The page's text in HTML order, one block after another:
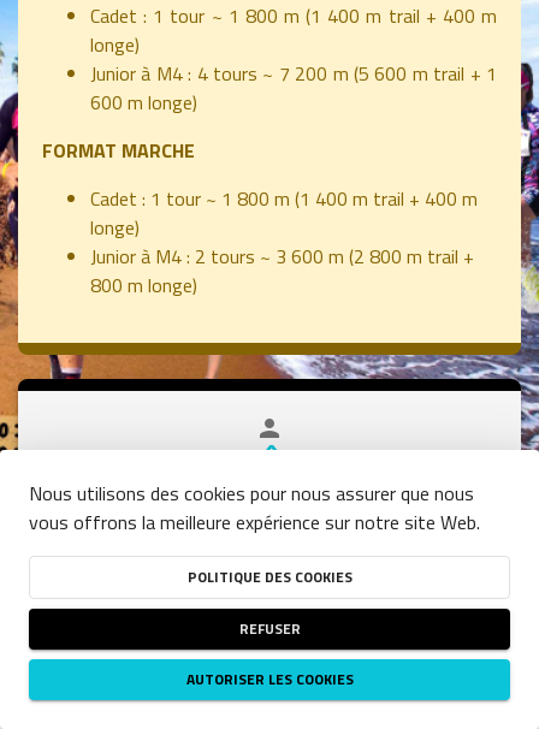
Cadet : 1 tour ~ 1 800 m (1 400 m trail + 400 m
longe)
Junior à M4 : 4 tours ~ 7 200 m (5 600 m trail + 1
600 m longe)
FORMAT MARCHE
Cadet : 1 tour ~ 1 800 m (1 400 m trail + 400 m
longe)
Junior à M4 : 2 tours ~ 3 600 m (2 800 m trail +
800 m longe)
person
TRAIL-LONGE CÔTE AU FORMAT
COURSE
DATE
14/12/2025
HEURE
08:30(UTC+01:00)
DISPONIBILITÉ
PLACES RESTANTESILLIMITÉES
GRATUIT CADET-JUNIOR
-
100
%
Inscription gratuite pour les participants
:
Cadet
(2011 - 2014) et
Junior
(2009 - 2010)
close
Nous utilisons des cookies pour nous assurer que nous
vous offrons la meilleure expérience sur notre site Web.
POLITIQUE DES COOKIES
REFUSER
AUTORISER LES COOKIES